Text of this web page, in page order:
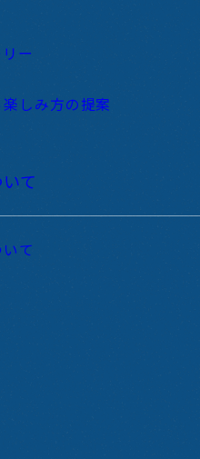
ー
しみ方の提案
て
て